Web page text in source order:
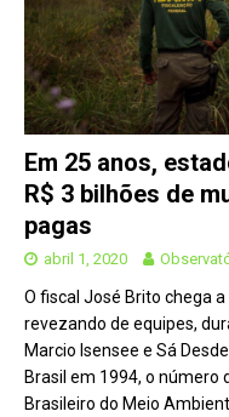
Em 25 anos,
R$ 3 bilhões de
pagas
abril 1, 2020
O fiscal José Brito chega
revezando de equipes,
Marcio Isensee e Sá
Brasil em 1994, o número
Brasileiro do Meio